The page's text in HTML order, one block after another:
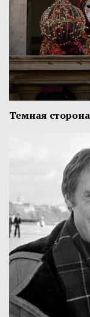
Темная